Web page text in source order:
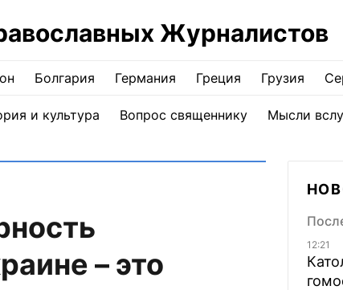
Журналистов
Болгария Германия Греция Грузия
и культура Вопрос священнику Мысли
– это
12:21